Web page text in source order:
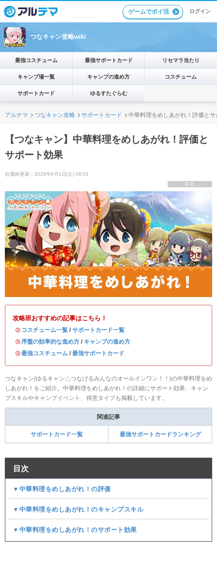
ゲームでポイ活 ログイン
つなキャン攻略wiki
最強コスチューム 最強サポートカード リセマラ当たり
キャンプ場一覧 キャンプの進め方 コスチューム
サポートカード ゆるすたぐらむ
アルテマ つなキャン攻略 サポートカード 中華料理をめしあがれ！評価と
【つなキャン】中華料理をめしあがれ！評価と
サポート効果
最終更新：2026年8月1日(土) 08:01
PR
攻略班おすすめの記事はこちら！
・ コスチューム一覧 / サポートカード一覧
・ 序盤の効率的な進め方 / キャンプの進め方
・最強コスチューム / 最強サポートカード
つなキャン(ゆるキャン△つなげるみんなのオールインワン！！)の中華料理をめ
しあがれ！をご紹介。中華料理をめしあがれ！の詳細にサポート効果、キャン
プスキルやキャンプイベント、得意タイプも掲載しています。
関連記事
サポートカード一覧 最強サポートカードランキング
目次
▼中華料理をめしあがれ！の評価
▼中華料理をめしあがれ！のキャンプスキル
▼中華料理をめしあがれ！のサポート効果